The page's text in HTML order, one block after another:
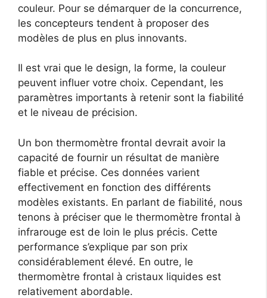
couleur. Pour se démarquer de la concurrence,
les concepteurs tendent à proposer des
modèles de plus en plus innovants.
Il est vrai que le design, la forme, la couleur
peuvent influer votre choix. Cependant, les
paramètres importants à retenir sont la fiabilité
et le niveau de précision.
Un bon thermomètre frontal devrait avoir la
capacité de fournir un résultat de manière
fiable et précise. Ces données varient
effectivement en fonction des différents
modèles existants. En parlant de fiabilité, nous
tenons à préciser que le thermomètre frontal à
infrarouge est de loin le plus précis. Cette
performance s’explique par son prix
considérablement élevé. En outre, le
thermomètre frontal à cristaux liquides est
relativement abordable.